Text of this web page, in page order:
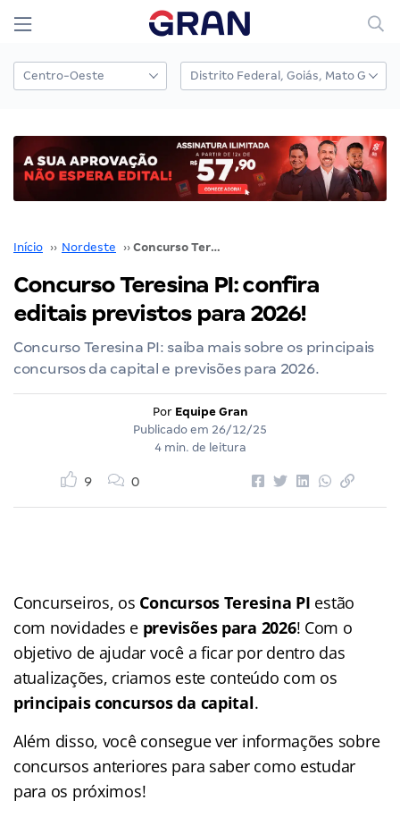
Início ›› Nordeste ›› Concurso Teresina PI: confira editais previstos para 2026!
Concurso Teresina PI: confira
editais previstos para 2026!
Concurso Teresina PI: saiba mais sobre os principais
concursos da capital e previsões para 2026.
Por Equipe Gran
Publicado em 26/12/25
4 min. de leitura
9 0
Concurseiros, os Concursos Teresina PI estão
com novidades e previsões para 2026! Com o
objetivo de ajudar você a ficar por dentro das
atualizações, criamos este conteúdo com os
principais concursos da capital.
Além disso, você consegue ver informações sobre
concursos anteriores para saber como estudar
para os próximos!